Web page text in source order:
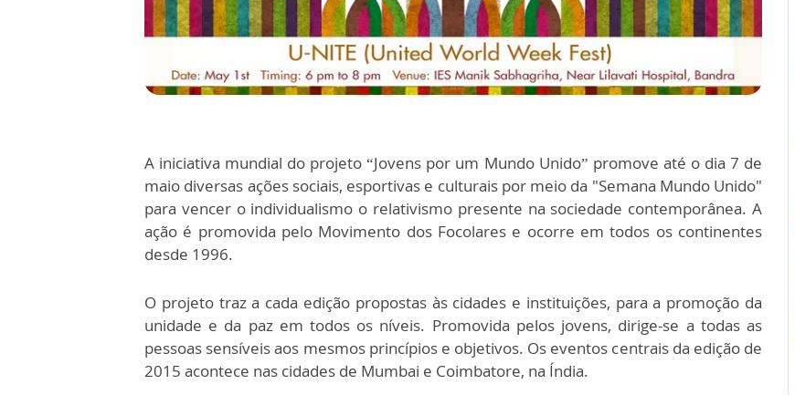
A iniciativa mundial do projeto “Jovens por um Mundo Unido” promove até o dia 7 de
maio diversas ações sociais, esportivas e culturais por meio da "Semana Mundo Unido"
para vencer o individualismo o relativismo presente na sociedade contemporânea. A
ação é promovida pelo Movimento dos Focolares e ocorre em todos os continentes
desde 1996.
O projeto traz a cada edição propostas às cidades e instituições, para a promoção da
unidade e da paz em todos os níveis. Promovida pelos jovens, dirige-se a todas as
pessoas sensíveis aos mesmos princípios e objetivos. Os eventos centrais da edição de
2015 acontece nas cidades de Mumbai e Coimbatore, na Índia.